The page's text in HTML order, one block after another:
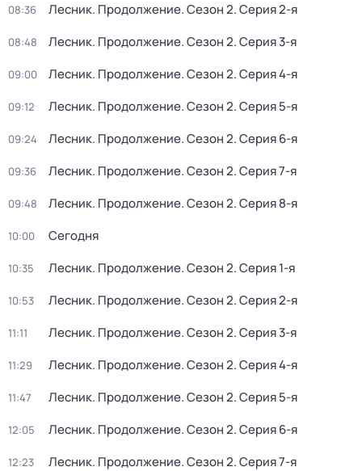
08:36 Лесник. Продолжение. Сезон 2. Серия 2-я
08:48 Лесник. Продолжение. Сезон 2. Серия 3-я
09:00 Лесник. Продолжение. Сезон 2. Серия 4-я
09:12 Лесник. Продолжение. Сезон 2. Серия 5-я
09:24 Лесник. Продолжение. Сезон 2. Серия 6-я
09:36 Лесник. Продолжение. Сезон 2. Серия 7-я
09:48 Лесник. Продолжение. Сезон 2. Серия 8-я
10:00 Сегодня
10:35 Лесник. Продолжение. Сезон 2. Серия 1-я
10:53 Лесник. Продолжение. Сезон 2. Серия 2-я
11:11 Лесник. Продолжение. Сезон 2. Серия 3-я
11:29 Лесник. Продолжение. Сезон 2. Серия 4-я
11:47 Лесник. Продолжение. Сезон 2. Серия 5-я
12:05 Лесник. Продолжение. Сезон 2. Серия 6-я
12:23 Лесник. Продолжение. Сезон 2. Серия 7-я